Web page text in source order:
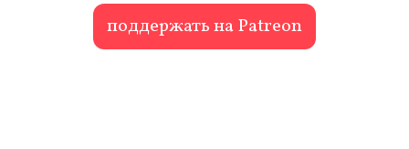
поддержать на Patreon